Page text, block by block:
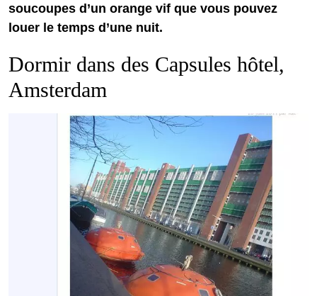
soucoupes d’un orange vif que vous pouvez
louer le temps d’une nuit.
Dormir dans des Capsules hôtel,
Amsterdam